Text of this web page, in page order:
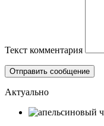
Текст комментария
Актуально